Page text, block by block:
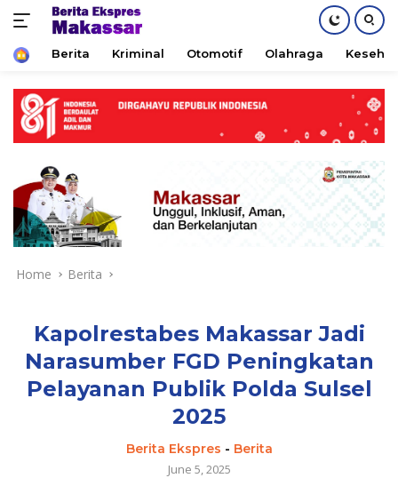
content
HomeBerita Kriminal Otomotif Olahraga
Home Berita
Kapolrestabes Makassar Jadi
Narasumber FGD Peningkatan
Pelayanan Publik Polda Sulsel
2025
Berita Ekspres - Berita
June 5, 2025